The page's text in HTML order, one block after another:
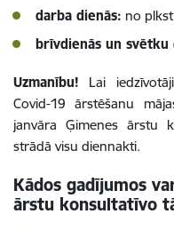
darba dienās: no
brīvdienās un svētku
Uzmanību! Lai
Covid-19 ārstēšanu
janvāra Ģimenes ārstu
strādā visu diennakti.
Kādos gadījumos
ārstu konsultatīvo